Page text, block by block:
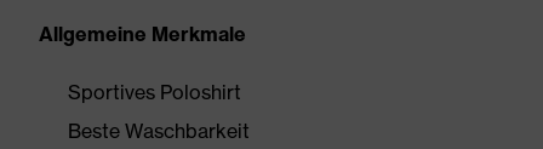
Allgemeine Merkmale
Sportives Poloshirt
Beste Waschbarkeit